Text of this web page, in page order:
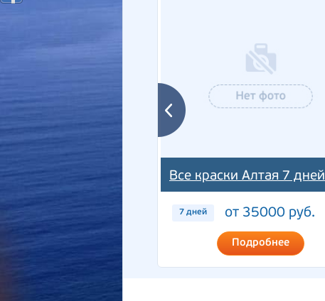
Все краски Алтая 7 дней
7 дней от 35000 руб.
Подробнее